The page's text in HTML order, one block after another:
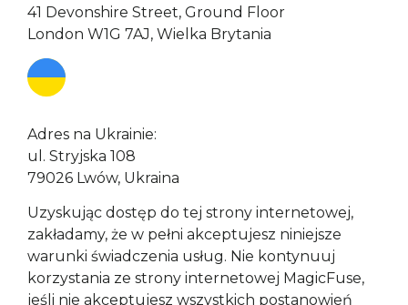
41 Devonshire Street, Ground Floor
London W1G 7AJ, Wielka Brytania
Adres na Ukrainie:
ul. Stryjska 108
79026 Lwów, Ukraina
Uzyskując dostęp do tej strony internetowej,
zakładamy, że w pełni akceptujesz niniejsze
warunki świadczenia usług. Nie kontynuuj
korzystania ze strony internetowej MagicFuse,
jeśli nie akceptujesz wszystkich postanowień